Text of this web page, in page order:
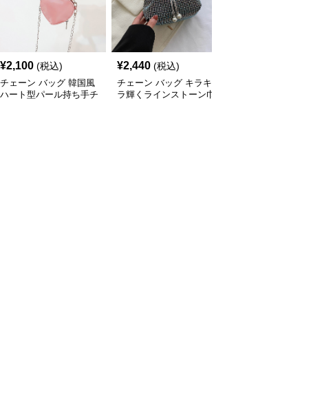
¥2,100 (税込)
チェーン バッグ 韓国風
ハート型パール持ち手チ
¥2,440 (税込)
チェーン バッグ キラキ
ラ輝くラインストーン巾